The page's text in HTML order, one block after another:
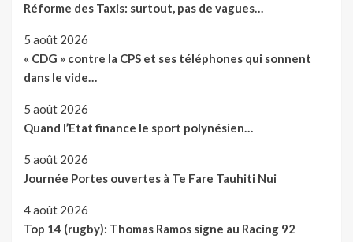
Réforme des Taxis: surtout, pas de vagues…
5 août 2026
« CDG » contre la CPS et ses téléphones qui sonnent
dans le vide…
5 août 2026
Quand l’Etat finance le sport polynésien…
5 août 2026
Journée Portes ouvertes à Te Fare Tauhiti Nui
4 août 2026
Top 14 (rugby): Thomas Ramos signe au Racing 92